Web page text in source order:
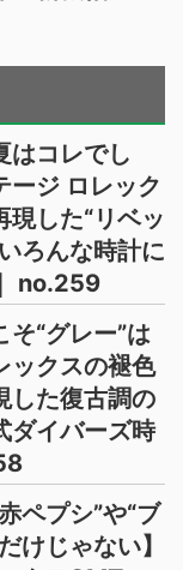
はコレでし
ージ ロレック
現した“リベッ
ろんな時計に
no.259
そ“グレー”は
ックスの褪色
した復古調の
ダイバーズ時
ペプシ”や“ブ
けじゃない】